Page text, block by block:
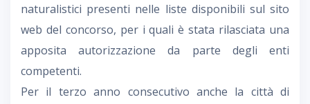
naturalistici presenti nelle liste disponibili sul sito
web del concorso, per i quali è stata rilasciata una
apposita autorizzazione da parte degli enti
competenti.
Per il terzo anno consecutivo anche la città di